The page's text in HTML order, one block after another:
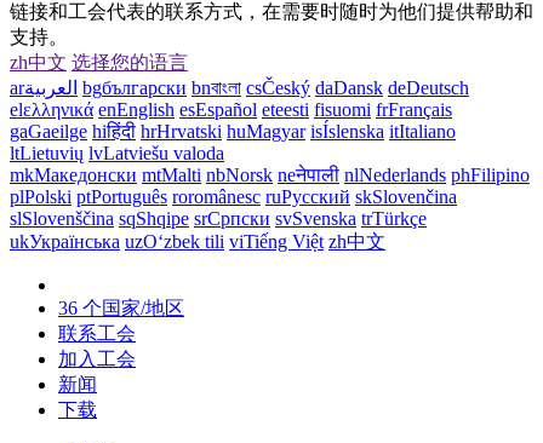
链接和工会代表的联系方式，在需要时随时为他们提供帮助和
支持。
zh中文 选择您的语言
arالعربية bgбългарски bnবাংলা csČeský daDansk deDeutsch
elελληνικά enEnglish esEspañol eteesti fisuomi frFrançais
gaGaeilge hiहिंदी hrHrvatski huMagyar isÍslenska itItaliano
ltLietuvių lvLatviešu valoda
mkМакедонски mtMalti nbNorsk neनेपाली nlNederlands phFilipino
plPolski ptPortuguês roromânesc ruРусский skSlovenčina
slSlovenščina sqShqipe srСрпски svSvenska trTürkçe
ukУкраїнська uzOʻzbek tili viTiếng Việt zh中文
36 个国家/地区
联系工会
加入工会
新闻
下载